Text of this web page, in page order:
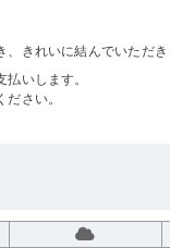
、きれいに結んでいただ
いします。
さい。